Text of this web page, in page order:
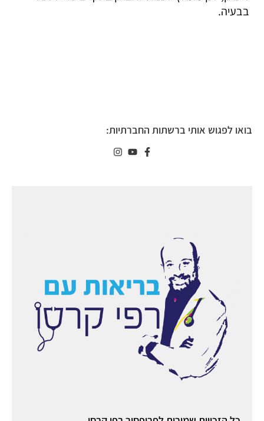
בבעיה.
בואו לפגוש אותי ברשתות החברתיות: